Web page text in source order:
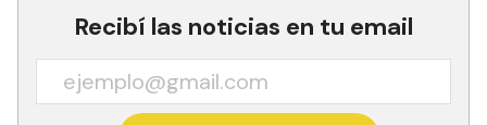
Recibí las noticias en tu email